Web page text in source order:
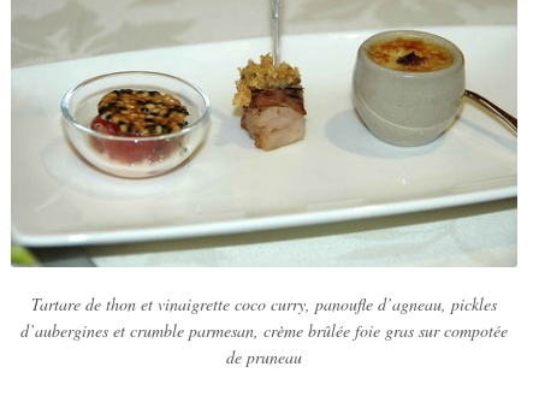
Tartare de thon et vinaigrette coco curry, panoufle d’agneau, pickles
d’aubergines et crumble parmesan, crème brûlée foie gras sur compotée
de pruneau